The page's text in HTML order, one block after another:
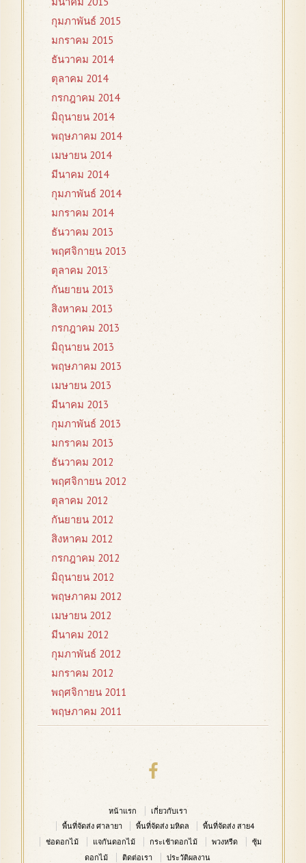
กุมภาพันธ์ 2015
มกราคม 2015
ธันวาคม 2014
ตุลาคม 2014
กรกฎาคม 2014
มิถุนายน 2014
พฤษภาคม 2014
เมษายน 2014
มีนาคม 2014
กุมภาพันธ์ 2014
มกราคม 2014
ธันวาคม 2013
พฤศจิกายน 2013
ตุลาคม 2013
กันยายน 2013
สิงหาคม 2013
กรกฎาคม 2013
มิถุนายน 2013
พฤษภาคม 2013
เมษายน 2013
มีนาคม 2013
กุมภาพันธ์ 2013
มกราคม 2013
ธันวาคม 2012
พฤศจิกายน 2012
ตุลาคม 2012
กันยายน 2012
สิงหาคม 2012
กรกฎาคม 2012
มิถุนายน 2012
พฤษภาคม 2012
เมษายน 2012
มีนาคม 2012
กุมภาพันธ์ 2012
มกราคม 2012
พฤศจิกายน 2011
พฤษภาคม 2011
หน้าแรก
เกี่ยวกับเรา
พื้นที่จัดส่ง ศาลายา
พื้นที่จัดส่ง มหิดล
พื้นที่จัดส่ง สาย4
ช่อดอกไม้
แจกันดอกไม้ กระเช้าดอกไม้ พวงหรีด
ซุ้ม
ดอกไม้
ติดต่อเรา ประวัติผลงาน